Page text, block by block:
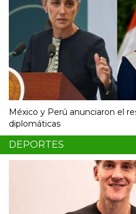
México y Perú anunciaron el
diplomáticas
DEPORTES